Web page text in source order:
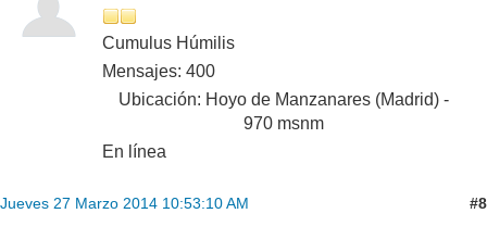
Cumulus Húmilis
Mensajes: 400
Ubicación: Hoyo de Manzanares (Madrid) -
970 msnm
En línea
Jueves 27 Marzo 2014 10:53:10 AM #8